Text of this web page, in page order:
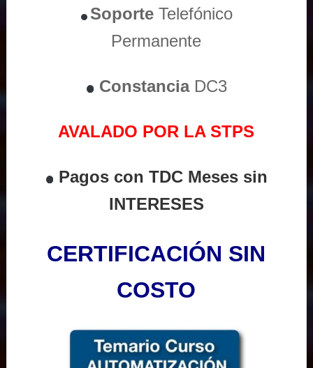
Soporte Telefónico
Permanente
ConstanciaDC3
AVALADO POR LA STPS
Pagos con TDC Meses sin
INTERESES
CERTIFICACIÓN SIN
COSTO